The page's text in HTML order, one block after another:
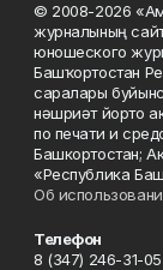
© 2008-2026
журналының
юношеского
Башҡортостан
саралары
нәшриәт йорто
по печати и
Башкортостан;
«Республика
Об
Телефон
8 (347) 246-31-05